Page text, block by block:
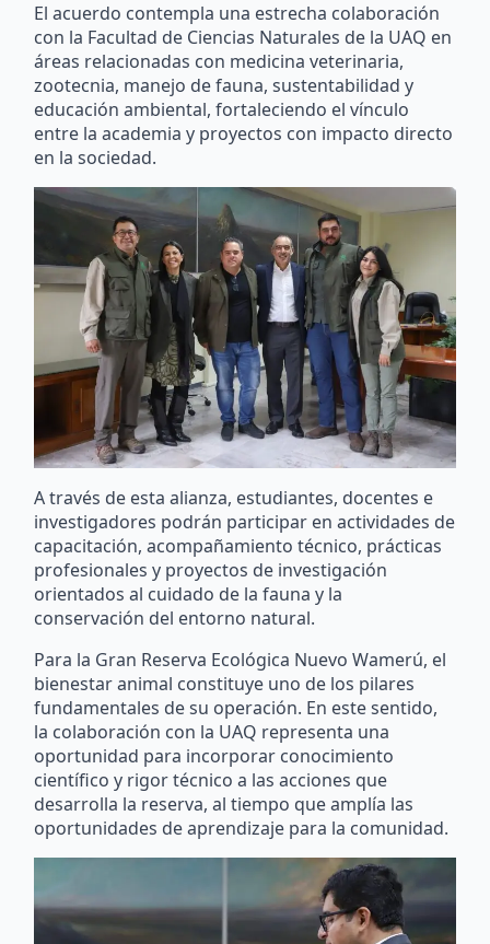
El acuerdo contempla una estrecha colaboración
con la Facultad de Ciencias Naturales de la UAQ en
áreas relacionadas con medicina veterinaria,
zootecnia, manejo de fauna, sustentabilidad y
educación ambiental, fortaleciendo el vínculo
entre la academia y proyectos con impacto directo
en la sociedad.
A través de esta alianza, estudiantes, docentes e
investigadores podrán participar en actividades de
capacitación, acompañamiento técnico, prácticas
profesionales y proyectos de investigación
orientados al cuidado de la fauna y la
conservación del entorno natural.
Para la Gran Reserva Ecológica Nuevo Wamerú, el
bienestar animal constituye uno de los pilares
fundamentales de su operación. En este sentido,
la colaboración con la UAQ representa una
oportunidad para incorporar conocimiento
científico y rigor técnico a las acciones que
desarrolla la reserva, al tiempo que amplía las
oportunidades de aprendizaje para la comunidad.